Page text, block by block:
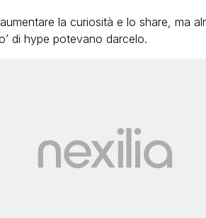
la curiosità e lo share, ma
di hype potevano darcelo.